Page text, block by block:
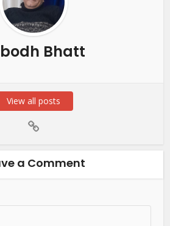
Bhatt
View all posts
a Comment